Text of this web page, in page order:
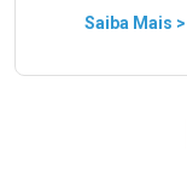
Saiba Mais >